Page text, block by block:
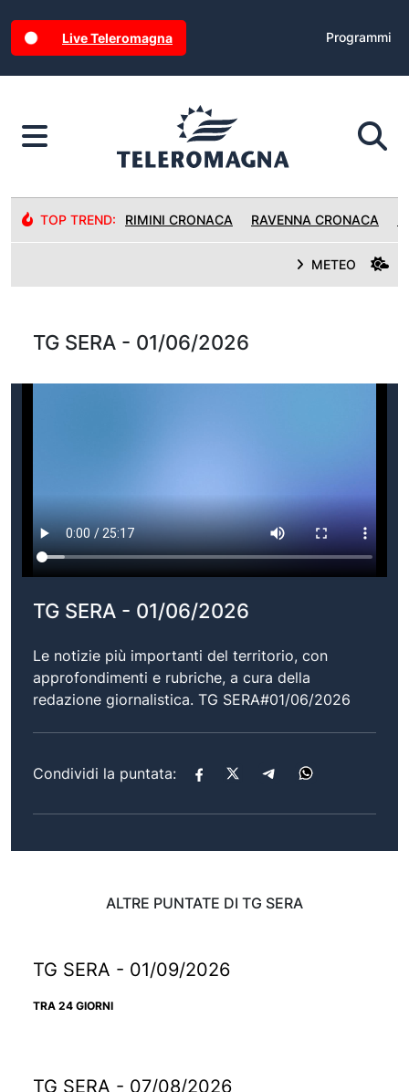
Live Teleromagna Programmi
TOP TREND: RIMINI CRONACA RAVENNA CRONACA
METEO
TG SERA - 01/06/2026
TG SERA - 01/06/2026
Le notizie più importanti del territorio, con
approfondimenti e rubriche, a cura della
redazione giornalistica. TG SERA#01/06/2026
Condividi la puntata:
ALTRE PUNTATE DI TG SERA
TG SERA - 01/09/2026
TRA 24 GIORNI
TG SERA - 07/08/2026